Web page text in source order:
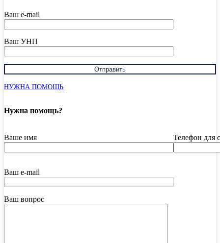
Ваш e-mail
Ваш УНП
НУЖНА ПОМОЩЬ
Нужна помощь?
Ваше имя Телефон для
Ваш e-mail
Ваш вопрос